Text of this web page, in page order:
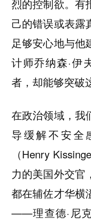
烈的控制欲。有
己的错误或表露
足够安心地与他
计师乔纳森·伊
者，却能够突破
在政治领域，我
导缓解不安全
（Henry
力的美国外交官
都在辅佐才华横
——理查德·尼克